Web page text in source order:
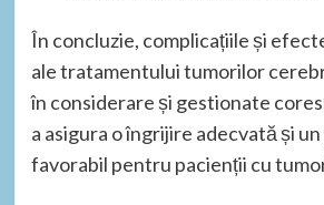
În concluzie, complicațiile și
ale tratamentului tumorilor
în considerare și gestionate
a asigura o îngrijire adecvată și
favorabil pentru pacienții cu